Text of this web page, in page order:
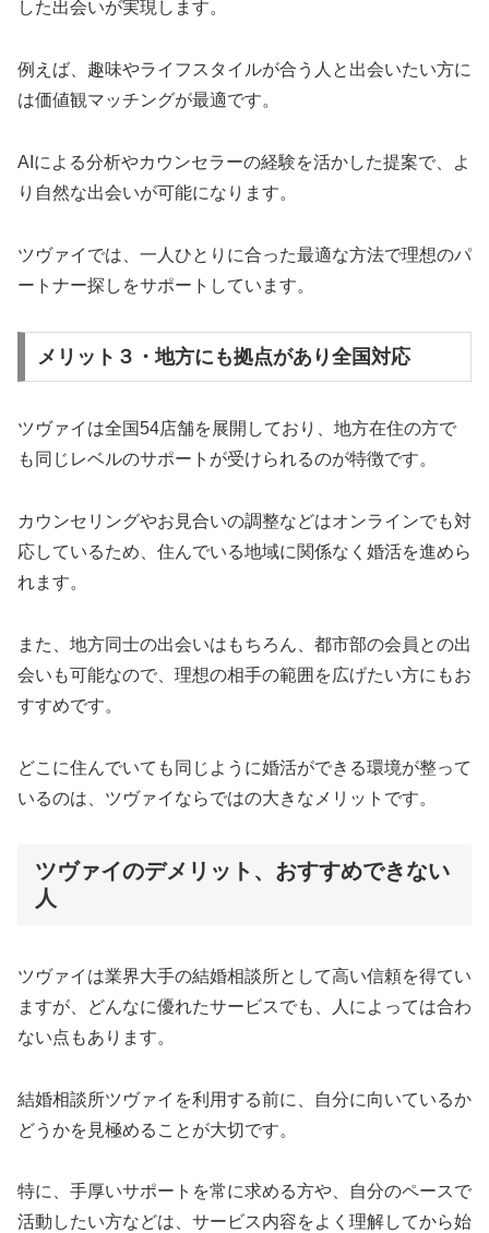
した出会いが実現します。
例えば、趣味やライフスタイルが合う人と出会いたい方に
は価値観マッチングが最適です。
AIによる分析やカウンセラーの経験を活かした提案で、よ
り自然な出会いが可能になります。
ツヴァイでは、一人ひとりに合った最適な方法で理想のパ
ートナー探しをサポートしています。
メリット３・地方にも拠点があり全国対応
ツヴァイは全国54店舗を展開しており、地方在住の方で
も同じレベルのサポートが受けられるのが特徴です。
カウンセリングやお見合いの調整などはオンラインでも対
応しているため、住んでいる地域に関係なく婚活を進めら
れます。
また、地方同士の出会いはもちろん、都市部の会員との出
会いも可能なので、理想の相手の範囲を広げたい方にもお
すすめです。
どこに住んでいても同じように婚活ができる環境が整って
いるのは、ツヴァイならではの大きなメリットです。
ツヴァイのデメリット、おすすめできない
人
ツヴァイは業界大手の結婚相談所として高い信頼を得てい
ますが、どんなに優れたサービスでも、人によっては合わ
ない点もあります。
結婚相談所ツヴァイを利用する前に、自分に向いているか
どうかを見極めることが大切です。
特に、手厚いサポートを常に求める方や、自分のペースで
活動したい方などは、サービス内容をよく理解してから始